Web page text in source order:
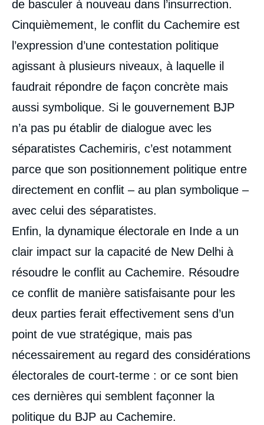
de basculer à nouveau dans l’insurrection.
Cinquièmement, le conflit du Cachemire est
l’expression d’une contestation politique
agissant à plusieurs niveaux, à laquelle il
faudrait répondre de façon concrète mais
aussi symbolique. Si le gouvernement BJP
n’a pas pu établir de dialogue avec les
séparatistes Cachemiris, c’est notamment
parce que son positionnement politique entre
directement en conflit – au plan symbolique –
avec celui des séparatistes.
Enfin, la dynamique électorale en Inde a un
clair impact sur la capacité de New Delhi à
résoudre le conflit au Cachemire. Résoudre
ce conflit de manière satisfaisante pour les
deux parties ferait effectivement sens d’un
point de vue stratégique, mais pas
nécessairement au regard des considérations
électorales de court-terme : or ce sont bien
ces dernières qui semblent façonner la
politique du BJP au Cachemire.
de
de
publication
Happymon JACOB, « The Kashmir Uprising
and India-Pakistan Relations: A need for
conflict resolution, not management »,
Notes, Asie Visions, Ifri, 16 décembre 2016.
Copier